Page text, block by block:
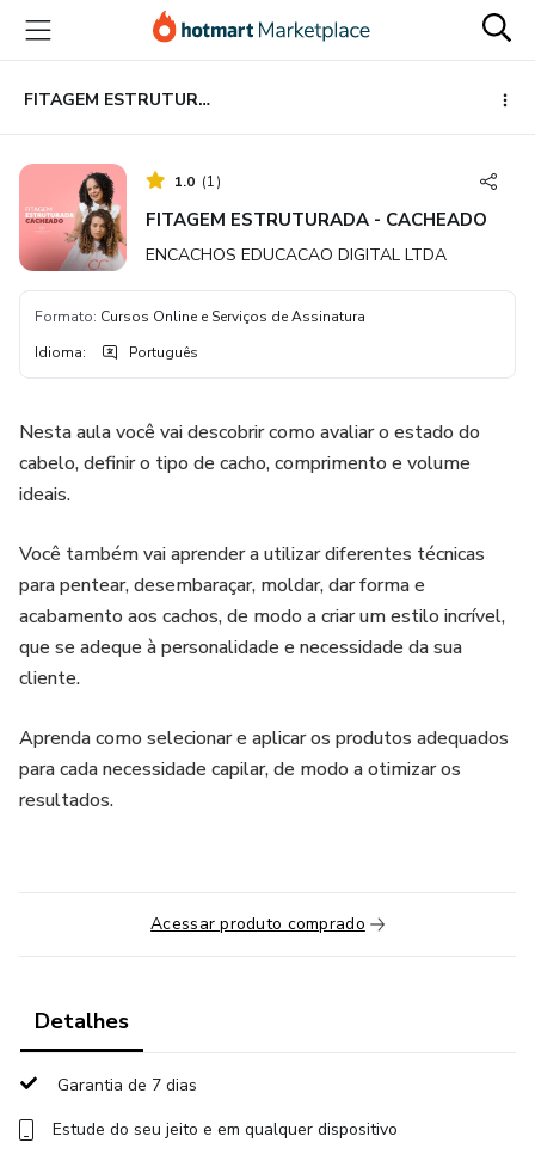
para
conteúdo
principal
para
pagamento
para
rodapé
FITAGEM ESTRUTURADA - CACHEADO
1.0 (1)
FITAGEM ESTRUTURADA - CACHEADO
ENCACHOS EDUCACAO DIGITAL LTDA
Formato: Cursos Online e Serviços de Assinatura
Idioma: Português
​Nesta aula você vai descobrir como avaliar o estado do
cabelo, definir o tipo de cacho, comprimento e volume
ideais.
Você também vai aprender a utilizar diferentes técnicas
para pentear, desembaraçar, moldar, dar forma e
acabamento aos cachos, de modo a criar um estilo incrível,
que se adeque à personalidade e necessidade da sua
cliente.
Aprenda como selecionar e aplicar os produtos adequados
para cada necessidade capilar, de modo a otimizar os
resultados.
Acessar produto comprado
Detalhes
Garantia de 7 dias
Estude do seu jeito e em qualquer dispositivo